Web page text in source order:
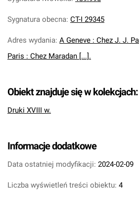
Sygnatura obecna: CT-I 29345
Adres wydania: A Geneve : Chez J. J.
Paris : Chez Maradan [...].
Obiekt znajduje się w kolekcjach:
Druki XVIII w.
Informacje dodatkowe
Data ostatniej modyfikacji: 2024-02-09
Liczba wyświetleń treści obiektu: 4